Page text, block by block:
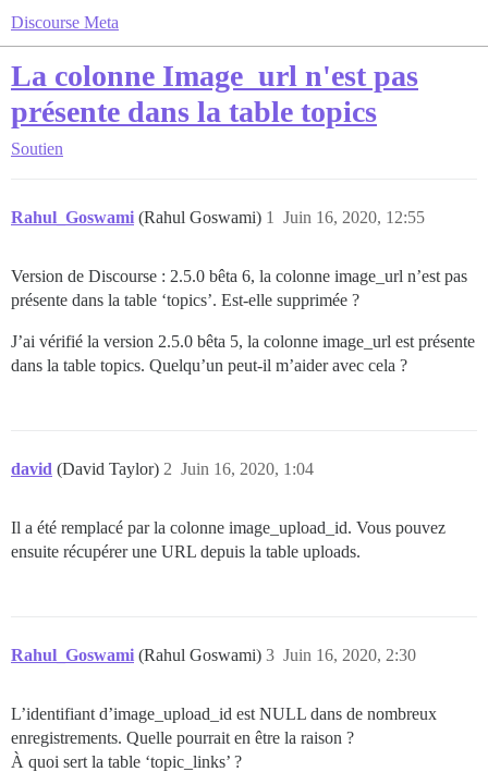
Discourse Meta
La colonne Image_url n'est pas
présente dans la table topics
Soutien
Rahul_Goswami (Rahul Goswami) Juin 16, 2020, 12:55
1
Version de Discourse : 2.5.0 bêta 6, la colonne image_url n’est pas
présente dans la table ‘topics’. Est-elle supprimée ?
J’ai vérifié la version 2.5.0 bêta 5, la colonne image_url est présente
dans la table topics. Quelqu’un peut-il m’aider avec cela ?
david (David Taylor) Juin 16, 2020, 1:04
2
Il a été remplacé par la colonne image_upload_id. Vous pouvez
ensuite récupérer une URL depuis la table uploads.
Rahul_Goswami (Rahul Goswami) Juin 16, 2020, 2:30
3
L’identifiant d’image_upload_id est NULL dans de nombreux
enregistrements. Quelle pourrait en être la raison ?
À quoi sert la table ‘topic_links’ ?